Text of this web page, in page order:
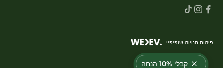
קבלי 10% הנחה
פיתוח חנויות שופיפיי